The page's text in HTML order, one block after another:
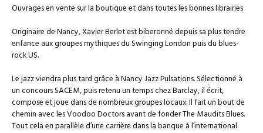
Ouvrages en vente sur la boutique et dans toutes les bonnes librairies
Originaire de Nancy, Xavier Berlet est biberonné depuis sa plus tendre
enfance aux groupes mythiques du Swinging London puis du blues-
rock US.
Le jazz viendra plus tard grâce à Nancy Jazz Pulsations. Sélectionné à
un concours SACEM, puis retenu un temps chez Barclay, il écrit,
compose et joue dans de nombreux groupes locaux. Il fait un bout de
chemin avec les Voodoo Doctors avant de fonder The Maudits Blues.
Tout cela en parallèle d’une carrière dans la banque à l’international.